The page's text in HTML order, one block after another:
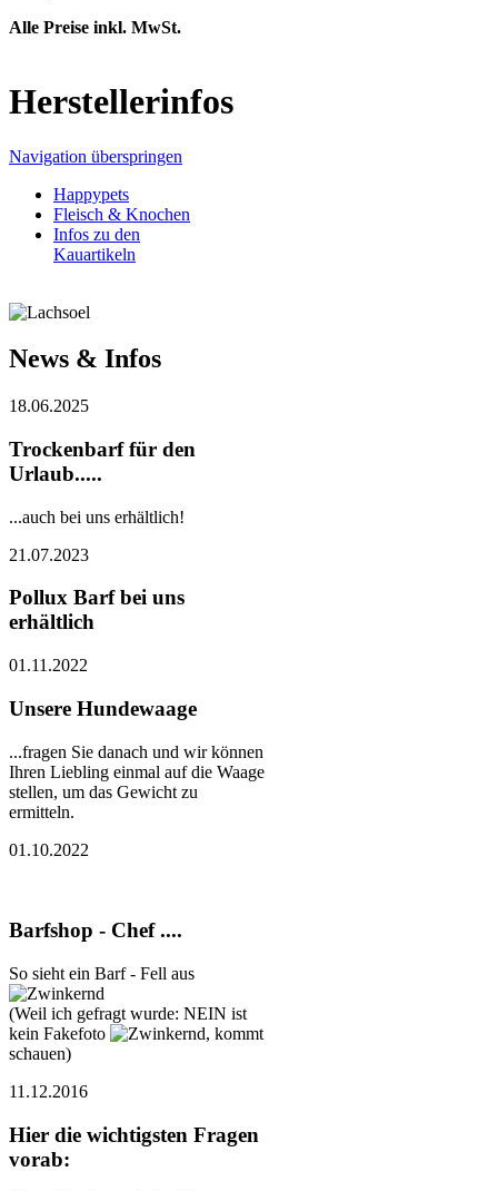
Alle Preise inkl. MwSt.
Herstellerinfos
Navigation überspringen
Happypets
Fleisch & Knochen
Infos zu den
Kauartikeln
News & Infos
18.06.2025
Trockenbarf für den
Urlaub.....
...auch bei uns erhältlich!
21.07.2023
Pollux Barf bei uns
erhältlich
01.11.2022
Unsere Hundewaage
...fragen Sie danach und wir können
Ihren Liebling einmal auf die Waage
stellen, um das Gewicht zu
ermitteln.
01.10.2022
Barfshop - Chef ....
So sieht ein Barf - Fell aus
(Weil ich gefragt wurde: NEIN ist
kein Fakefoto
, kommt
schauen)
11.12.2016
Hier die wichtigsten Fragen
vorab: